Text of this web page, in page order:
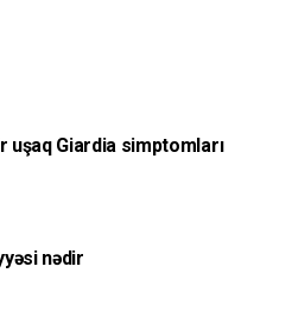
uşaq Giardia simptomları
nədir